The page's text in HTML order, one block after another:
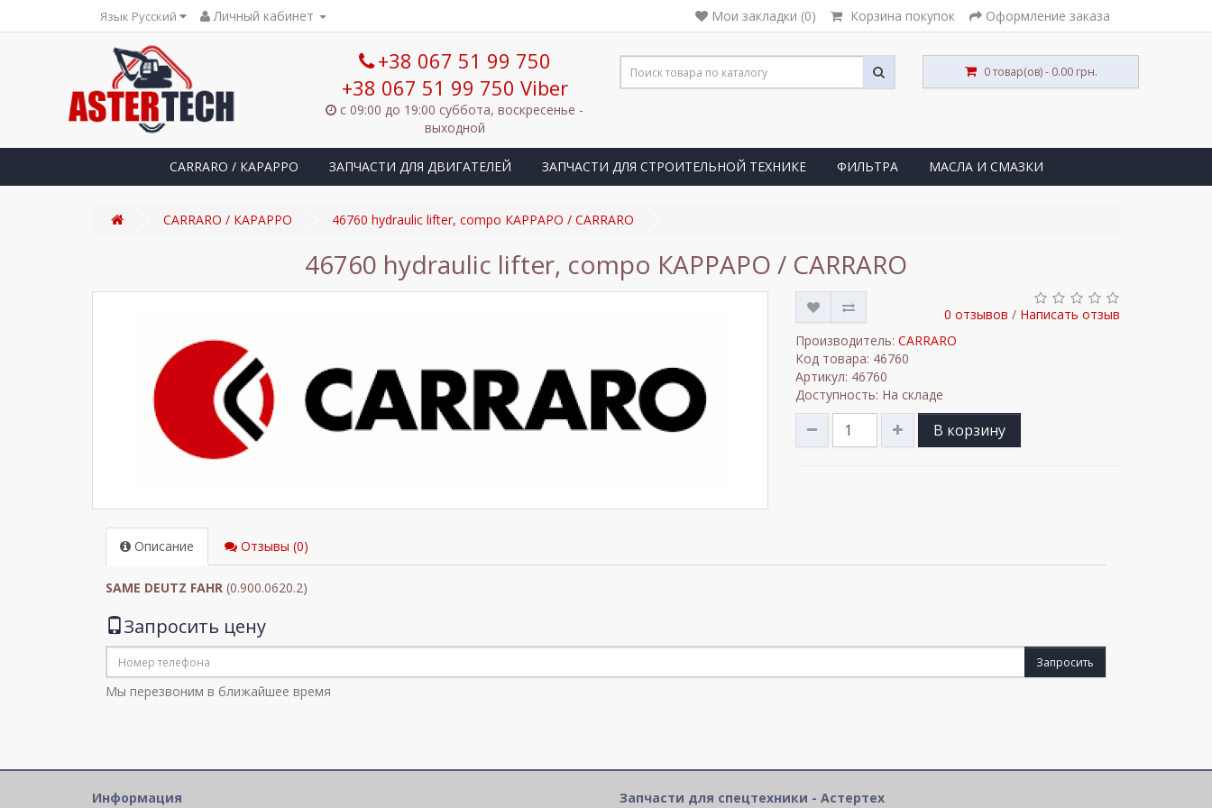
Язык Русский Личный кабинет Мои закладки (0) Корзина покупок Оформление заказа
+38 067 51 99 750
+38 067 51 99 750 Viber
с 09:00 до 19:00 суббота, воскресенье -
выходной
0 товар(ов) - 0.00 грн.
CARRARO / КАРАРРО ЗАПЧАСТИ ДЛЯ ДВИГАТЕЛЕЙ ЗАПЧАСТИ ДЛЯ СТРОИТЕЛЬНОЙ ТЕХНИКЕ ФИЛЬТРА МАСЛА И СМАЗКИ
CARRARO / КАРАРРО 46760 hydraulic lifter, compo КАРРАРО / CARRARO
46760 hydraulic lifter, compo КАРРАРО / CARRARO
0 отзывов / Написать отзыв
Производитель: CARRARO
Код товара: 46760
Артикул: 46760
Доступность: На складе
В корзину
Описание Отзывы (0)
SAME DEUTZ FAHR (0.900.0620.2)
Запросить цену
Запросить
Мы перезвоним в ближайшее время
Информация Запчасти для спецтехники - Астертех